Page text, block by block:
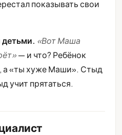
показывать свои
детьми. «Вот Маша
— и что? Ребёнок
а «ты хуже Маши». Стыд
учит прятаться.